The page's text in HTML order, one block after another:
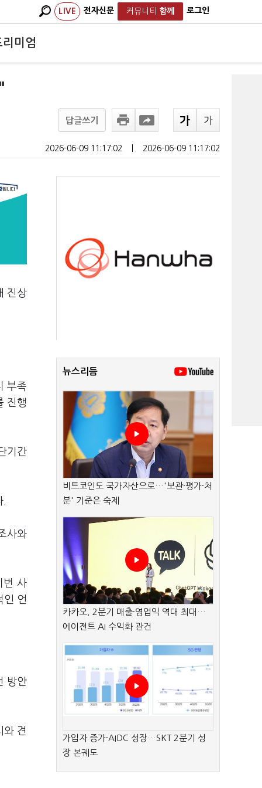
LIVE 전자신문 커뮤니티 함께 로그인
리미엄
답글쓰기
2026-06-09 11:17:02 2026-06-09 11:17:02
진상
부족
진행
기간
사와
번 사
인 언
방안
와 견
뉴스리듬
비트코인도 국가자산으로…'보관·평가·처
분' 기준은 숙제
카카오, 2분기 매출·영업익 역대 최대…
에이전트 AI 수익화 관건
가입자 증가·AIDC 성장…SKT 2분기 성
장 본궤도